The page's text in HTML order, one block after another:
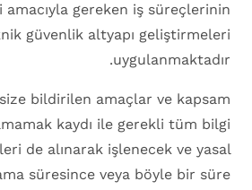
amacıyla gereken iş süreçlerinin
güvenlik altyapı geliştirmeleri
uygulanmaktadır.
bildirilen amaçlar ve kapsam
kaydı ile gerekli tüm bilgi
de alınarak işlenecek ve yasal
süresince veya böyle bir süre